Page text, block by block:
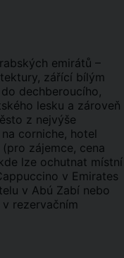
emirátů –
zářící bílým
dechberoucího,
lesku a zároveň
z nejvýše
corniche, hotel
zájemce, cena
lze ochutnat místní
v Emirates
v Abú Zabí nebo
rezervačním